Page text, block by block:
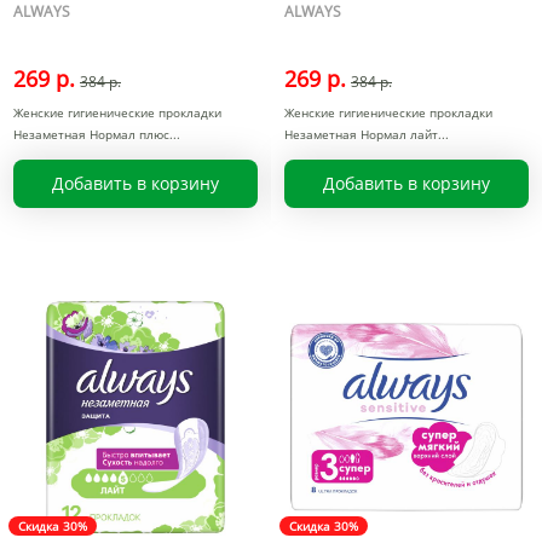
ALWAYS
269 р. 384 р.
Женские гигиенические прокладки
Незаметная Нормал плюс
Добавить в корзину
ALWAYS
269 р. 384 р.
Женские гигиенические прокладки
Незаметная Нормал лайт
Добавить в корзину
Скидка 30% Скидка 30%